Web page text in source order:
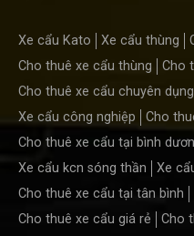
Xe cẩu Kato Xe cẩu thùng
Cho thuê xe cẩu thùng
Cho
Cho thuê xe cẩu chuyên dụng
Xe cẩu công nghiệp
Cho
Cho thuê xe cẩu tại bình
Xe cẩu kcn sóng thần
Xe
Cho thuê xe cẩu tại tân bình
Cho thuê xe cẩu giá rẻ
Cho